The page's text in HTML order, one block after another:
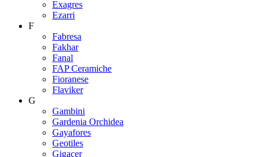
Exagres
Ezarri
F
Fabresa
Fakhar
Fanal
FAP Ceramiche
Fioranese
Flaviker
G
Gambini
Gardenia Orchidea
Gayafores
Geotiles
Gigacer